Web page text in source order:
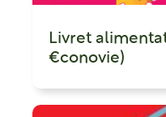
Livret
€conovie)